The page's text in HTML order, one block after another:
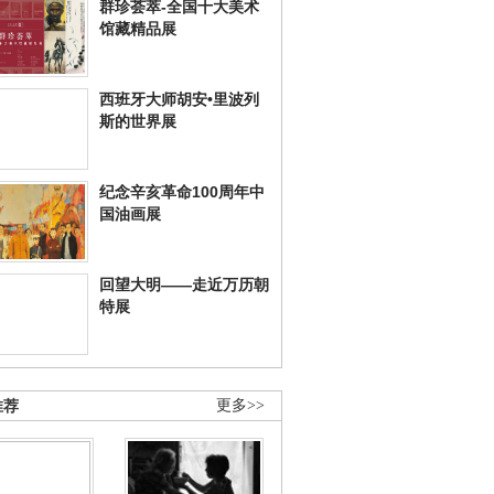
群珍荟萃-全国十大美术
馆藏精品展
西班牙大师胡安•里波列
斯的世界展
纪念辛亥革命100周年中
国油画展
回望大明——走近万历朝
特展
更多>>
荐